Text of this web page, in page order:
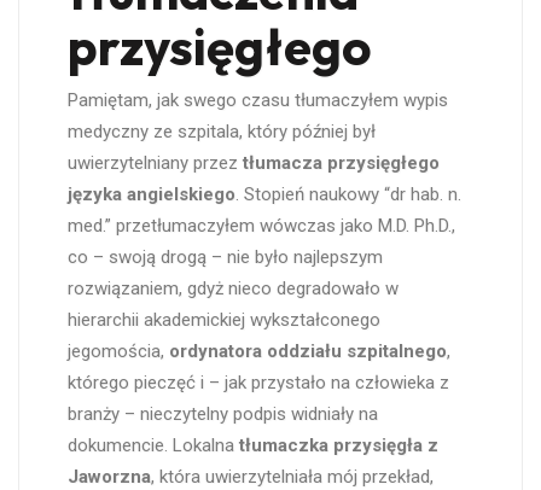
przysięgłego
Pamiętam, jak swego czasu tłumaczyłem wypis
medyczny ze szpitala, który później był
uwierzytelniany przez tłumacza przysięgłego
języka angielskiego. Stopień naukowy “dr hab. n.
med.” przetłumaczyłem wówczas jako M.D. Ph.D.,
co – swoją drogą – nie było najlepszym
rozwiązaniem, gdyż nieco degradowało w
hierarchii akademickiej wykształconego
jegomościa, ordynatora oddziału szpitalnego,
którego pieczęć i – jak przystało na człowieka z
branży – nieczytelny podpis widniały na
dokumencie. Lokalna tłumaczka przysięgła z
Jaworzna, która uwierzytelniała mój przekład,